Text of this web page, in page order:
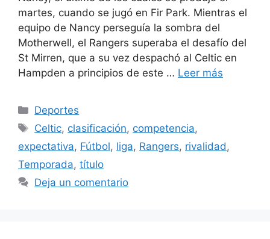
martes, cuando se jugó en Fir Park. Mientras el
equipo de Nancy perseguía la sombra del
Motherwell, el Rangers superaba el desafío del
St Mirren, que a su vez despachó al Celtic en
Hampden a principios de este … Leer más
Categorías
Deportes
Etiquetas
Celtic, clasificación, competencia,
expectativa, Fútbol, liga, Rangers, rivalidad,
Temporada, título
Deja un comentario